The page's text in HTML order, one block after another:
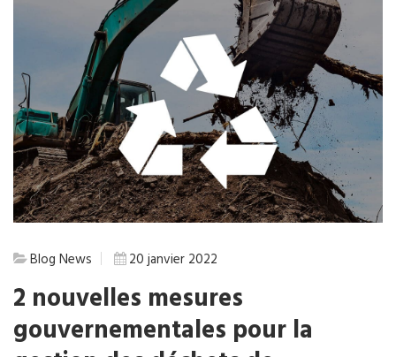
Blog News 20 janvier 2022
2 nouvelles mesures
gouvernementales pour la